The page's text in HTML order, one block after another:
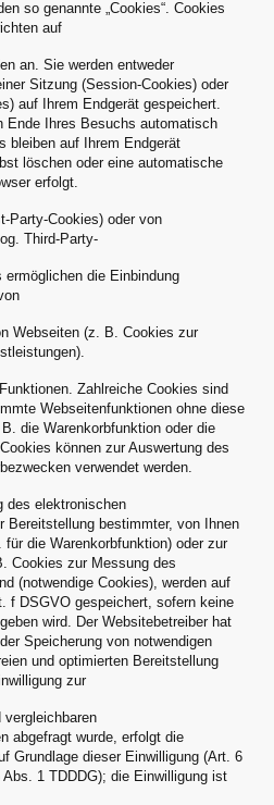
so genannte „Cookies“. Cookies
auf
an. Sie werden entweder
Sitzung (Session-Cookies) oder
auf Ihrem Endgerät gespeichert.
Ende Ihres Besuchs automatisch
bleiben auf Ihrem Endgerät
löschen oder eine automatische
erfolgt.
Party-Cookies) oder von
Third-Party-
die Einbindung
Webseiten (z. B. Cookies zur
Zahlreiche Cookies sind
Webseitenfunktionen ohne diese
die Warenkorbfunktion oder die
können zur Auswertung des
verwendet werden.
des elektronischen
Bereitstellung bestimmter, von Ihnen
die Warenkorbfunktion) oder zur
Cookies zur Messung des
(notwendige Cookies), werden auf
f DSGVO gespeichert, sofern keine
wird. Der Websitebetreiber hat
Speicherung von notwendigen
und optimierten Bereitstellung
zur
vergleichbaren
abgefragt wurde, erfolgt die
Grundlage dieser Einwilligung (Art. 6
1 TDDDG); die Einwilligung ist